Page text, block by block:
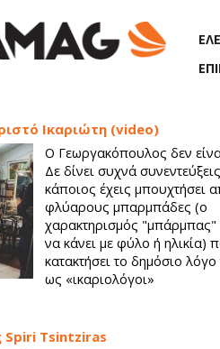
Ικαριώτη (video)
Ο Γεωργακόπουλος δεν
Δε δίνει συχνά
κάποιος έχεις μπουχτήσει
φλύαρους μπαρμπάδες (ο
χαρακτηρισμός "μπάρμπας"
να κάνει με φύλο ή ηλικία)
κατακτήσει το δημόσιο
ως «ικαριολόγοι»
Spiri Tsintziras